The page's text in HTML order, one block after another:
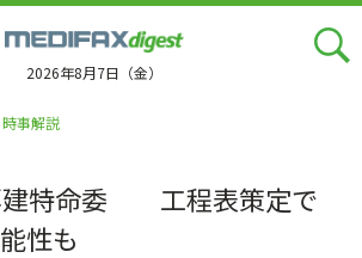
2026年8月7日（金）
時事解説
建特命委 工程表策定で
性も